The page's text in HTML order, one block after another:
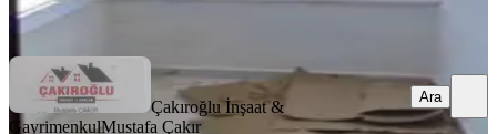
Ara
Çakıroğlu İnşaat &
GayrimenkulMustafa Çakır
Ara